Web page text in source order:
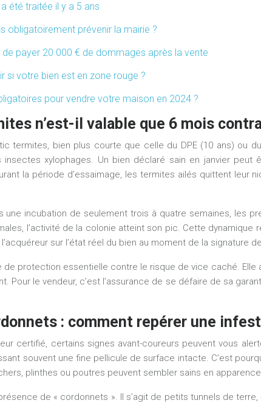
été traitée il y a 5 ans
obligatoirement prévenir la mairie ?
de payer 20 000 € de dommages après la vente
si votre bien est en zone rouge ?
pour vendre votre maison en 2024 ?
n’est-il valable que 6 mois
termites, bien plus courte que celle du DPE (10 ans) ou
xylophages. Un bien déclaré sain en janvier peut
la période d’essaimage, les termites ailés quittent
incubation de seulement trois à quatre semaines, les
l’activité de la colonie atteint son pic. Cette
sur l’état réel du bien au moment de la signature
de protection essentielle contre le risque de vice caché. Elle
Pour le vendeur, c’est l’assurance de se défaire de sa
: comment repérer une
certifié, certains signes avant-coureurs peuvent vous
souvent une fine pellicule de surface intacte. C’est
plinthes ou poutres peuvent sembler sains en
de « cordonnets ». Il s’agit de petits tunnels de